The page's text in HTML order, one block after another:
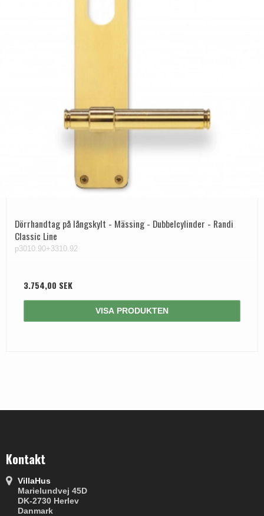
Dörrhandtag på långskylt - Mässing - Dubbelcylinder - Randi
Classic Line
p3010.90+3310.92
3.754,00 SEK
VISA PRODUKTEN
Kontakt
VillaHus
Marielundvej 45D
DK-2730 Herlev
Danmark